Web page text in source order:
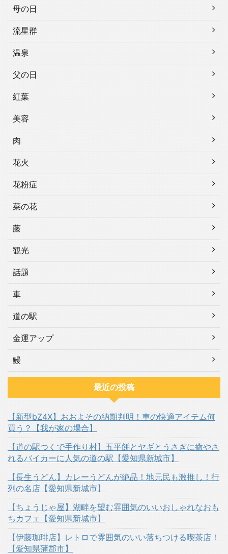
母の日
流星群
温泉
父の日
紅葉
美容
肉
花火
花粉症
菜の花
藤
観光
話題
車
道の駅
金運アップ
鰻
最近の投稿
【新型bZ4X】おおよその納期判明！車の快適アイテム何
買う？【我が家の場合】
【道の駅つくで手作り村】五平餅とヤギとうさぎに癒やさ
れるバイカーに人気の道の駅【愛知県新城市】
【長生うどん】カレーうどんが絶品！地元民も激推し！行
列の名店【愛知県新城市】
【ちょうじゃ屋】湖畔を望む雰囲気のいいおしゃれなおも
ちカフェ【愛知県新城市】
【伊藤珈琲店】レトロで雰囲気のいい落ちつける喫茶店！
【愛知県蒲郡市】